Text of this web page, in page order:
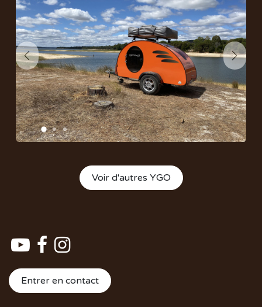
Précédent
Voir d'autres YGO
Entrer en contact